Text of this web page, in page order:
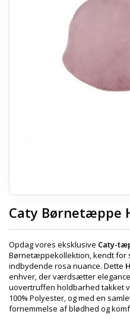
Caty Børnetæppe
Opdag vores eksklusive Caty-
Børnetæppekollektion, kendt for
indbydende rosa nuance. Dette
enhver, der værdsætter
uovertruffen holdbarhed takket
100% Polyester, og med en
fornemmelse af blødhed og